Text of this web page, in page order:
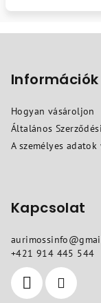
Információk
Hogyan vásároljon
Általános
A személyes
Kapcsolat
aurimossinfo@
+421 914 445 544